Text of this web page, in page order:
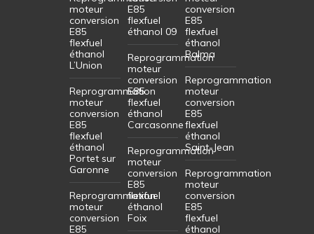
moteur
conversion
E85
flexfuel
éthanol
L’Union
Reprogrammation
moteur
conversion
E85
flexfuel
éthanol
Portet sur
Garonne
Reprogrammation
moteur
conversion
E85
E85
flexfuel
éthanol 09
Reprogrammation
moteur
conversion
E85
flexfuel
éthanol
Carcasonne
Reprogrammation
moteur
conversion
E85
flexfuel
éthanol
Foix
conversion
E85
flexfuel
éthanol
Balma
Reprogrammation
moteur
conversion
E85
flexfuel
éthanol
Saint-Jean
Reprogrammation
moteur
conversion
E85
flexfuel
éthanol